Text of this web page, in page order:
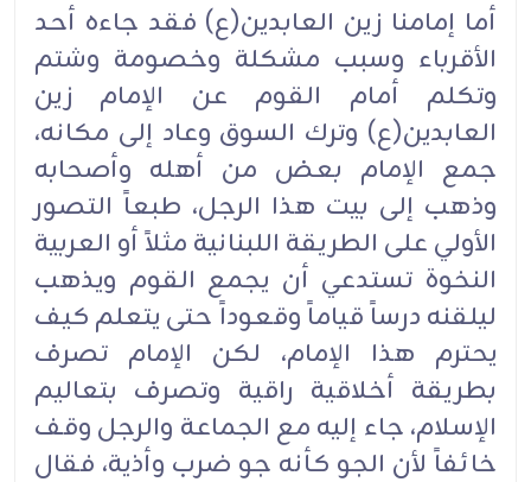
أما إمامنا زين العابدين(ع) فقد جاءه أحد
الأقرباء وسبب مشكلة وخصومة وشتم
وتكلم أمام القوم عن الإمام زين
العابدين(ع) وترك السوق وعاد إلى مكانه،
جمع الإمام بعض من أهله وأصحابه
وذهب إلى بيت هذا الرجل، طبعاً التصور
الأولي على الطريقة اللبنانية مثلاً أو العربية
النخوة تستدعي أن يجمع القوم ويذهب
ليلقنه درساً قياماً وقعوداً حتى يتعلم كيف
يحترم هذا الإمام، لكن الإمام تصرف
بطريقة أخلاقية راقية وتصرف بتعاليم
الإسلام، جاء إليه مع الجماعة والرجل وقف
خائفاً لأن الجو كأنه جو ضرب وأذية، فقال